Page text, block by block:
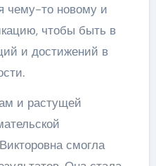
чему-то новому и
чтобы быть в
и достижений в
и растущей
смогла